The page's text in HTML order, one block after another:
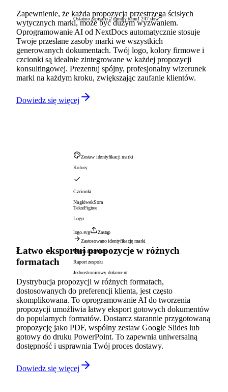
Ostatnio zapisano 2 minuty temu1 247 słów
Zapewnienie, że każda propozycja przestrzega ścisłych
wytycznych marki, może być dużym wyzwaniem.
Oprogramowanie AI od NextDocs automatycznie stosuje
Twoje przesłane zasoby marki we wszystkich
generowanych dokumentach. Twój logo, kolory firmowe i
czcionki są idealnie zintegrowane w każdej propozycji
konsultingowej. Prezentuj spójny, profesjonalny wizerunek
marki na każdym kroku, zwiększając zaufanie klientów.
Dowiedz się więcej
Zestaw identyfikacji marki
Kolory
Czcionki
NagłówekSora
TekstFigtree
Logo
logo.svg
Zastąp
Zastosowano identyfikację marki
Oferta sprzedaży
Raport zespołu
Jednostronicowy dokument
Łatwo eksportuj propozycje w różnych
formatach
Dystrybucja propozycji w różnych formatach,
dostosowanych do preferencji klienta, jest często
skomplikowana. To oprogramowanie AI do tworzenia
propozycji umożliwia łatwy eksport gotowych dokumentów
do popularnych formatów. Dostarcz starannie przygotowaną
propozycję jako PDF, wspólny zestaw Google Slides lub
gotowy do druku PowerPoint. To zapewnia uniwersalną
dostępność i usprawnia Twój proces dostawy.
Dowiedz się więcej